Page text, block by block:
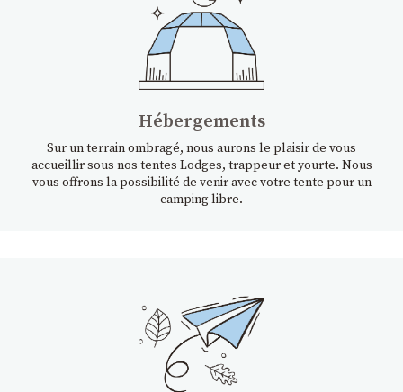
Hébergements
Sur un terrain ombragé, nous aurons le plaisir de vous
accueillir sous nos tentes Lodges, trappeur et yourte. Nous
vous offrons la possibilité de venir avec votre tente pour un
camping libre.